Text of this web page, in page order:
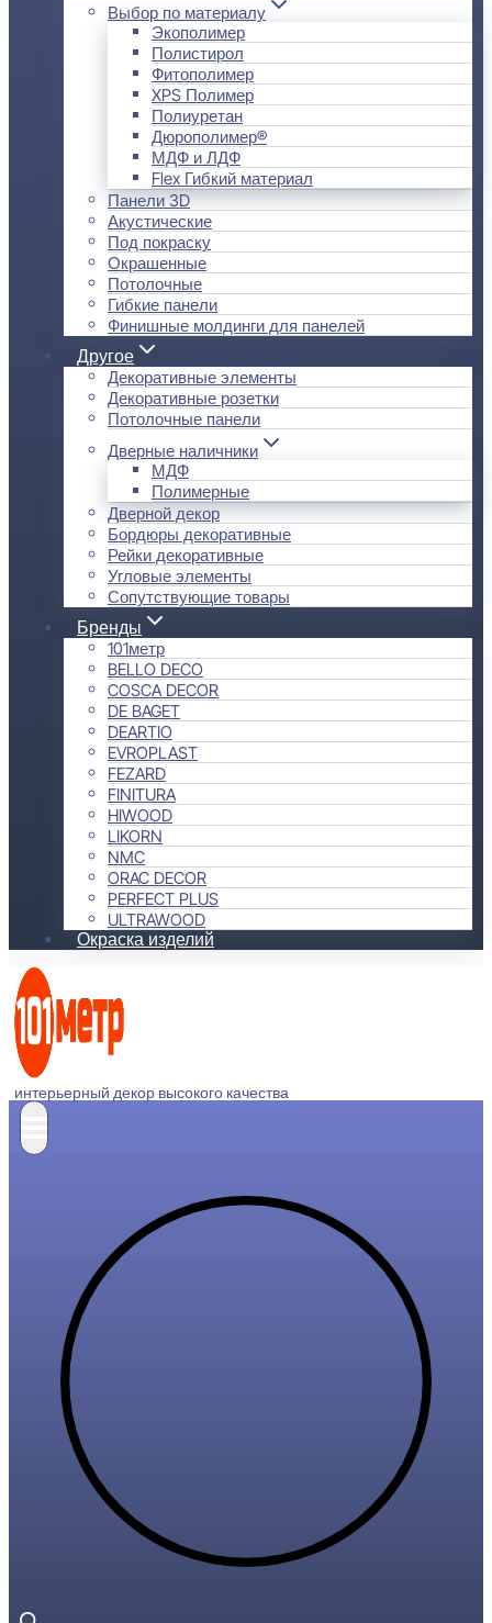
Выбор по материалу
Экополимер
Полистирол
Фитополимер
XPS Полимер
Полиуретан
Дюрополимер®
МДФ и ЛДФ
Flex Гибкий материал
Панели 3D
Акустические
Под покраску
Окрашенные
Потолочные
Гибкие панели
Финишные молдинги для панелей
Другое
Декоративные элементы
Декоративные розетки
Потолочные панели
Дверные наличники
МДФ
Полимерные
Дверной декор
Бордюры декоративные
Рейки декоративные
Угловые элементы
Сопутствующие товары
Бренды
101метр
BELLO DECO
COSCA DECOR
DE BAGET
DEARTIO
EVROPLAST
FEZARD
FINITURA
HIWOOD
LIKORN
NMC
ORAC DECOR
PERFECT PLUS
ULTRAWOOD
Окраска изделий
интерьерный декор высокого качества